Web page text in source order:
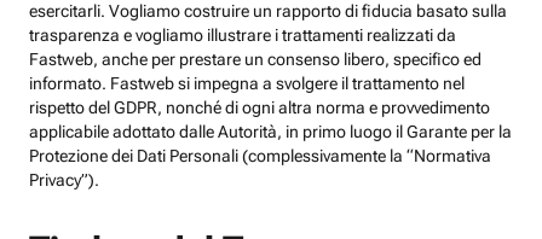
esercitarli. Vogliamo costruire un rapporto di fiducia basato sulla
trasparenza e vogliamo illustrare i trattamenti realizzati da
Fastweb, anche per prestare un consenso libero, specifico ed
informato. Fastweb si impegna a svolgere il trattamento nel
rispetto del GDPR, nonché di ogni altra norma e provvedimento
applicabile adottato dalle Autorità, in primo luogo il Garante per la
Protezione dei Dati Personali (complessivamente la “Normativa
Privacy”).